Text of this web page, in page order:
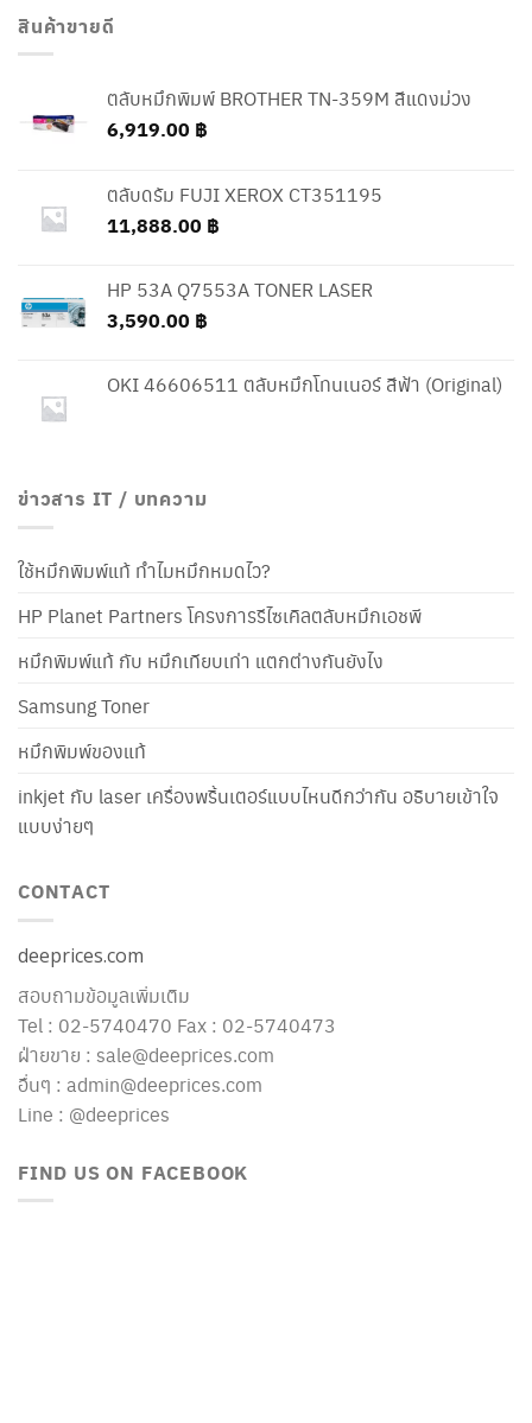
สินค้าขายดี
ตลับหมึกพิมพ์ BROTHER TN-359M สีแดงม่วง
6,919.00 ฿
ตลับดรัม FUJI XEROX CT351195
11,888.00 ฿
HP 53A Q7553A TONER LASER
3,590.00 ฿
OKI 46606511 ตลับหมึกโทนเนอร์ สีฟ้า (Original)
ข่าวสาร IT / บทความ
ใช้หมึกพิมพ์แท้ ทำไมหมึกหมดไว?
HP Planet Partners โครงการรีไซเคิลตลับหมึกเอชพี
หมึกพิมพ์แท้ กับ หมึกเทียบเท่า แตกต่างกันยังไง
Samsung Toner
หมึกพิมพ์ของแท้
inkjet กับ laser เครื่องพริ้นเตอร์แบบไหนดีกว่ากัน อธิบายเข้าใจ
แบบง่ายๆ
CONTACT
deeprices.com
สอบถามข้อมูลเพิ่มเติม
Tel : 02-5740470 Fax : 02-5740473
ฝ่ายขาย : sale@deeprices.com
อื่นๆ : admin@deeprices.com
Line : @deeprices
FIND US ON FACEBOOK